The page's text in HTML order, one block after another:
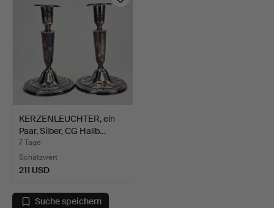
KERZENLEUCHTER, ein
Paar, Silber, CG Hallb…
7 Tage
Schätzwert
211 USD
Suche speichern